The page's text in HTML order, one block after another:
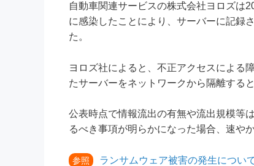
自動車関連サービスの株式会社ヨロズは
に感染したことにより、サーバーに記録
た。
ヨロズ社によると、不正アクセスによる
たサーバーをネットワークから隔離する
公表時点で情報流出の有無や流出規模等
るべき事項が明らかになった場合、速や
参照 ランサムウェア被害の発生につい